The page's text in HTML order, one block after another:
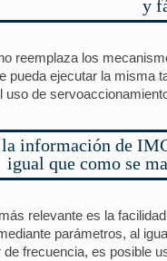
y
reemplaza los
pueda ejecutar la
uso de
información de
igual que como se
relevante es la
parámetros, al
frecuencia, es posible